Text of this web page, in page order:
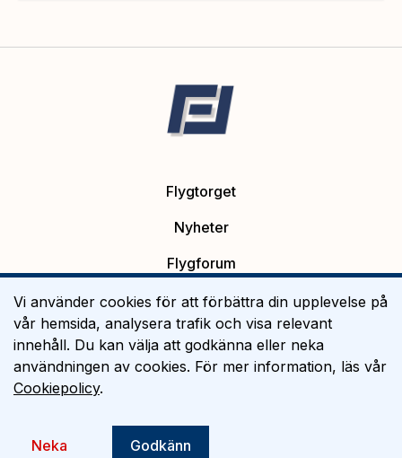
Flygtorget
Nyheter
Flygforum
Platsannonser
Flygutbildning
Om Flygtorget
Vi använder cookies för att förbättra din upplevelse på
vår hemsida, analysera trafik och visa relevant
innehåll. Du kan välja att godkänna eller neka
användningen av cookies. För mer information, läs vår
Cookiepolicy.
Neka Godkänn